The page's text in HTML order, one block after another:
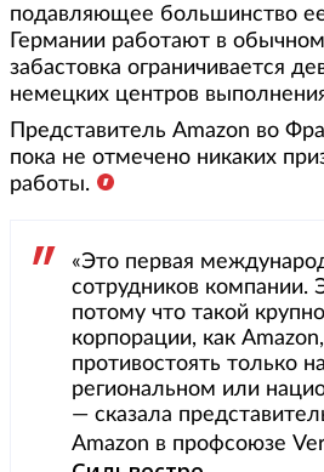
подавляющее большинство
Германии работают в
забастовка ограничивается
немецких центров
Представитель Amazon во
пока не отмечено никаких
работы.
«Это первая
сотрудников компании.
потому что такой
корпорации, как
противостоять только
региональном или
— сказала
Amazon в профсоюзе